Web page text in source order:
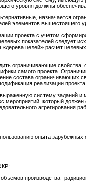
уровня должны
назначается
элементов вышестоящего
проекта с учетом
показателей следует
целей» расчет
ограничивающие
самого проекта.
состава ограничивающих
реализации проекта.
систему заданий
мероприятий, который
агрегирования
опыта зарубежных
производства